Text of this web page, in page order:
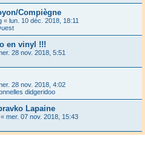
Compiègne
« lun. 10 déc. 2018, 18:11
en vinyl !!!
28 nov. 2018, 5:51
28 nov. 2018, 4:02
didgeridoo
Lapaine
« mer. 07 nov. 2018, 15:43